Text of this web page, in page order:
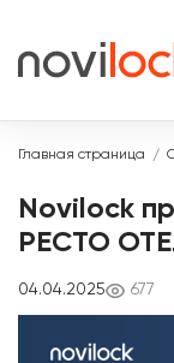
Главная страница
Novilock
РЕСТО
04.04.2025 677